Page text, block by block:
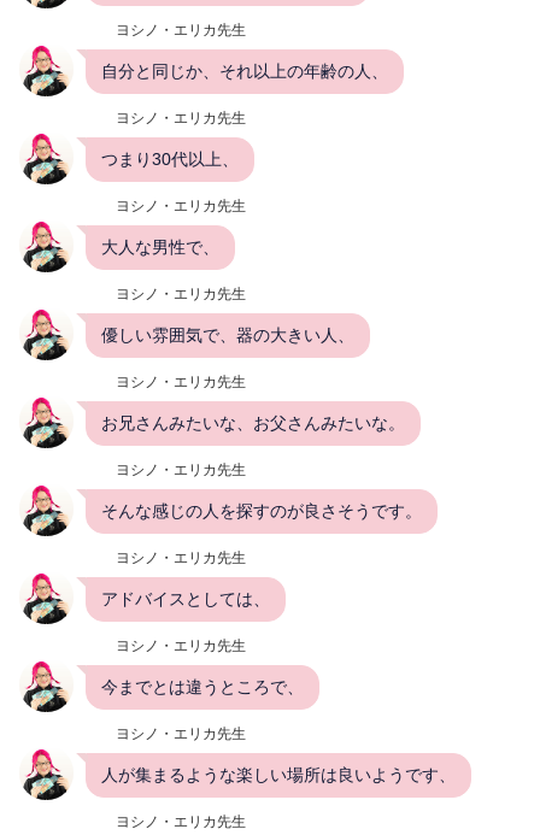
ヨシノ・エリカ先生
自分と同じか、それ以上の年齢の人、
ヨシノ・エリカ先生
つまり30代以上、
ヨシノ・エリカ先生
大人な男性で、
ヨシノ・エリカ先生
優しい雰囲気で、器の大きい人、
ヨシノ・エリカ先生
お兄さんみたいな、お父さんみたいな。
ヨシノ・エリカ先生
そんな感じの人を探すのが良さそうです。
ヨシノ・エリカ先生
アドバイスとしては、
ヨシノ・エリカ先生
今までとは違うところで、
ヨシノ・エリカ先生
人が集まるような楽しい場所は良いようです、
ヨシノ・エリカ先生